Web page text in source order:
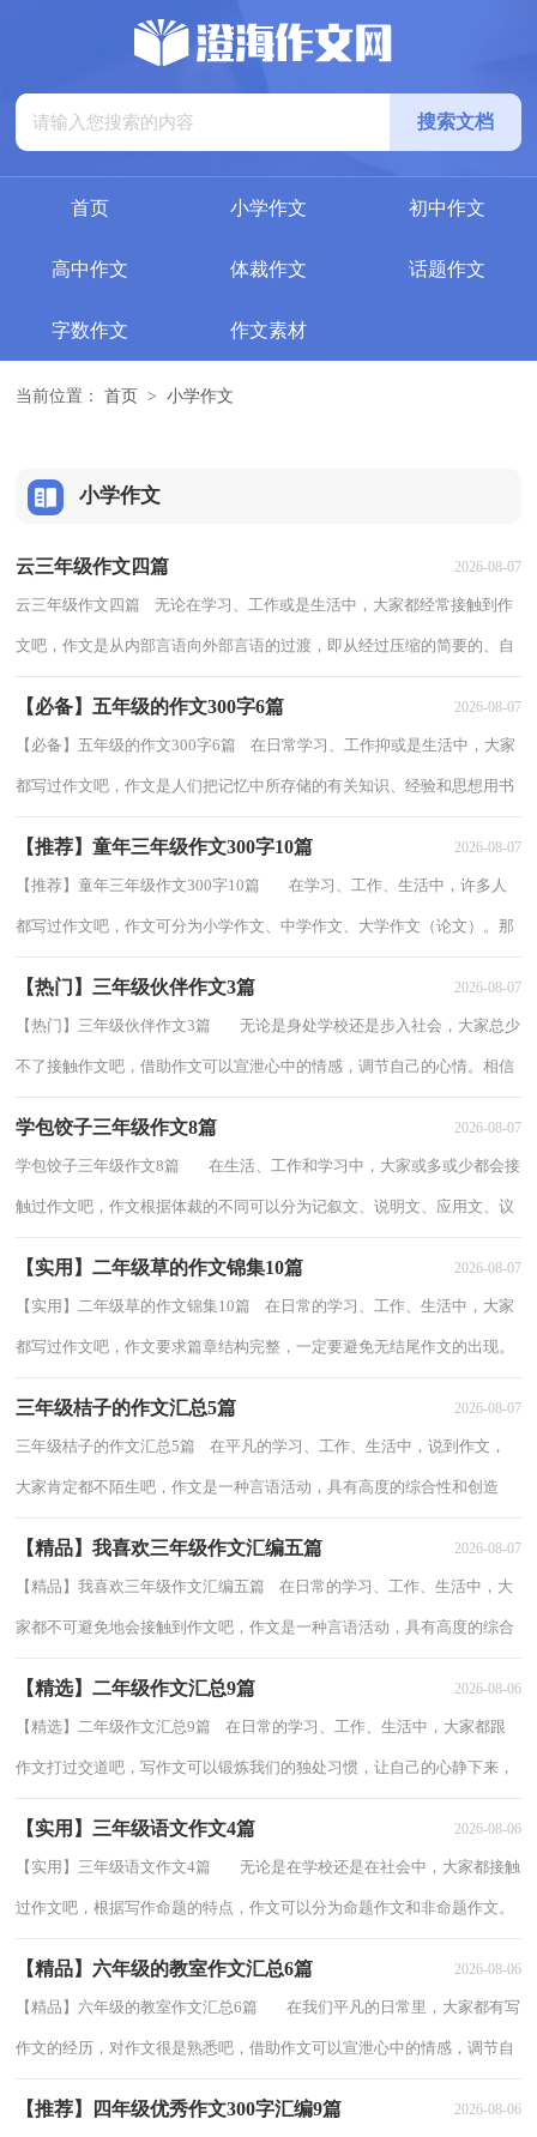
首页 小学作文 初中作文
高中作文 体裁作文 话题作文
字数作文 作文素材
当前位置： 首页 > 小学作文
小学作文
云三年级作文四篇 2026-08-07
云三年级作文四篇 无论在学习、工作或是生活中，大家都经常接触到作
文吧，作文是从内部言语向外部言语的过渡，即从经过压缩的简要的、自
【必备】五年级的作文300字6篇 2026-08-07
【必备】五年级的作文300字6篇 在日常学习、工作抑或是生活中，大家
都写过作文吧，作文是人们把记忆中所存储的有关知识、经验和思想用书
【推荐】童年三年级作文300字10篇 2026-08-07
【推荐】童年三年级作文300字10篇 在学习、工作、生活中，许多人
都写过作文吧，作文可分为小学作文、中学作文、大学作文（论文）。那
【热门】三年级伙伴作文3篇 2026-08-07
【热门】三年级伙伴作文3篇 无论是身处学校还是步入社会，大家总少
不了接触作文吧，借助作文可以宣泄心中的情感，调节自己的心情。相信
学包饺子三年级作文8篇 2026-08-07
学包饺子三年级作文8篇 在生活、工作和学习中，大家或多或少都会接
触过作文吧，作文根据体裁的不同可以分为记叙文、说明文、应用文、议
【实用】二年级草的作文锦集10篇 2026-08-07
【实用】二年级草的作文锦集10篇 在日常的学习、工作、生活中，大家
都写过作文吧，作文要求篇章结构完整，一定要避免无结尾作文的出现。
三年级桔子的作文汇总5篇 2026-08-07
三年级桔子的作文汇总5篇 在平凡的学习、工作、生活中，说到作文，
大家肯定都不陌生吧，作文是一种言语活动，具有高度的综合性和创造
【精品】我喜欢三年级作文汇编五篇 2026-08-07
【精品】我喜欢三年级作文汇编五篇 在日常的学习、工作、生活中，大
家都不可避免地会接触到作文吧，作文是一种言语活动，具有高度的综合
【精选】二年级作文汇总9篇 2026-08-06
【精选】二年级作文汇总9篇 在日常的学习、工作、生活中，大家都跟
作文打过交道吧，写作文可以锻炼我们的独处习惯，让自己的心静下来，
【实用】三年级语文作文4篇 2026-08-06
【实用】三年级语文作文4篇 无论是在学校还是在社会中，大家都接触
过作文吧，根据写作命题的特点，作文可以分为命题作文和非命题作文。
【精品】六年级的教室作文汇总6篇 2026-08-06
【精品】六年级的教室作文汇总6篇 在我们平凡的日常里，大家都有写
作文的经历，对作文很是熟悉吧，借助作文可以宣泄心中的情感，调节自
【推荐】四年级优秀作文300字汇编9篇 2026-08-06